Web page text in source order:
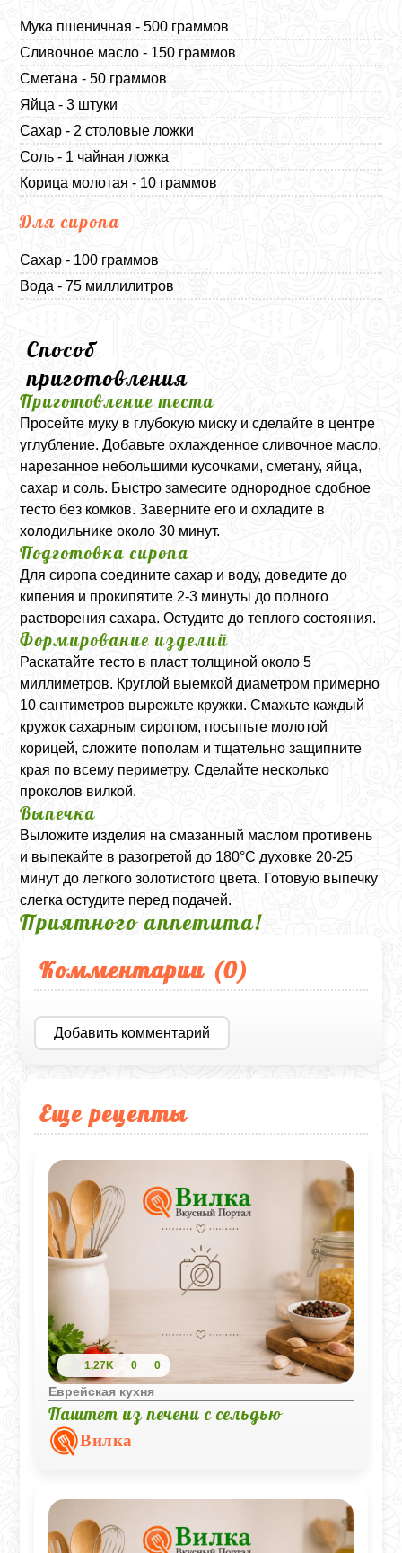
Мука пшеничная - 500 граммов
Сливочное масло - 150 граммов
Сметана - 50 граммов
Яйца - 3 штуки
Сахар - 2 столовые ложки
Соль - 1 чайная ложка
Корица молотая - 10 граммов
Для сиропа
Сахар - 100 граммов
Вода - 75 миллилитров
Способ
приготовления
Приготовление теста
Просейте муку в глубокую миску и сделайте в центре
углубление. Добавьте охлажденное сливочное масло,
нарезанное небольшими кусочками, сметану, яйца,
сахар и соль. Быстро замесите однородное сдобное
тесто без комков. Заверните его и охладите в
холодильнике около 30 минут.
Подготовка сиропа
Для сиропа соедините сахар и воду, доведите до
кипения и прокипятите 2-3 минуты до полного
растворения сахара. Остудите до теплого состояния.
Формирование изделий
Раскатайте тесто в пласт толщиной около 5
миллиметров. Круглой выемкой диаметром примерно
10 сантиметров вырежьте кружки. Смажьте каждый
кружок сахарным сиропом, посыпьте молотой
корицей, сложите пополам и тщательно защипните
края по всему периметру. Сделайте несколько
проколов вилкой.
Выпечка
Выложите изделия на смазанный маслом противень
и выпекайте в разогретой до 180°C духовке 20-25
минут до легкого золотистого цвета. Готовую выпечку
слегка остудите перед подачей.
Приятного аппетита!
Комментарии (0)
Добавить комментарий
Еще рецепты
1,27K 0 0
Еврейская кухня
Паштет из печени с сельдью
Вилка